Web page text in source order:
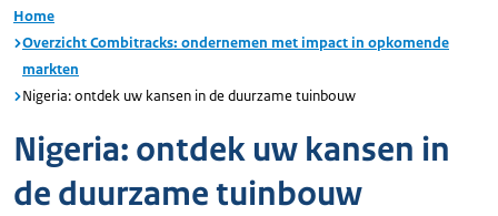
Home
Overzicht Combitracks: ondernemen met impact in opkomende
markten
Nigeria: ontdek uw kansen in de duurzame tuinbouw
Nigeria: ontdek uw kansen in
de duurzame tuinbouw